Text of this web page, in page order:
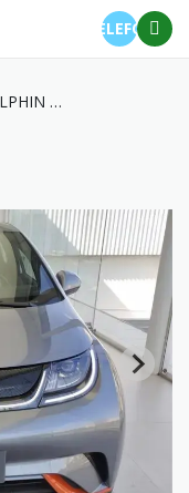
TELEFONE
DOLPHIN 44,9 KW GS